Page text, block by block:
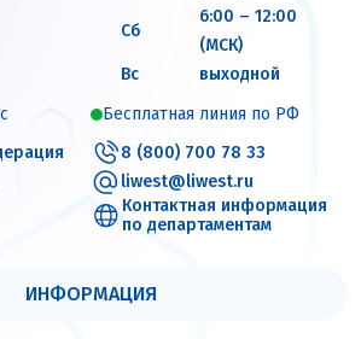
Сб
6:00 – 12:00
(МСК)
Вс
выходной
Бесплатная линия по РФ
8 (800) 700 78 33
liwest@liwest.ru
Контактная информация
по департаментам
ИНФОРМАЦИЯ